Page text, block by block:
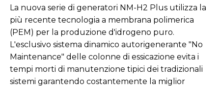
La nuova serie di generatori NM-H2 Plus utilizza la
più recente tecnologia a membrana polimerica
(PEM) per la produzione d'idrogeno puro.
L'esclusivo sistema dinamico autorigenerante "No
Maintenance" delle colonne di essicazione evita i
tempi morti di manutenzione tipici dei tradizionali
sistemi garantendo costantemente la miglior